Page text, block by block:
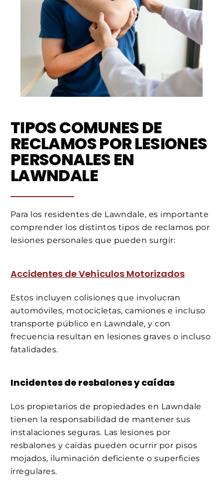
TIPOS COMUNES DE
RECLAMOS POR LESIONES
PERSONALES EN
LAWNDALE
Para los residentes de Lawndale, es importante
comprender los distintos tipos de reclamos por
lesiones personales que pueden surgir:
Accidentes de Vehículos Motorizados
Estos incluyen colisiones que involucran
automóviles, motocicletas, camiones e incluso
transporte público en Lawndale, y con
frecuencia resultan en lesiones graves o incluso
fatalidades.
Incidentes de resbalones y caídas
Los propietarios de propiedades en Lawndale
tienen la responsabilidad de mantener sus
instalaciones seguras. Las lesiones por
resbalones y caídas pueden ocurrir por pisos
mojados, iluminación deficiente o superficies
irregulares.